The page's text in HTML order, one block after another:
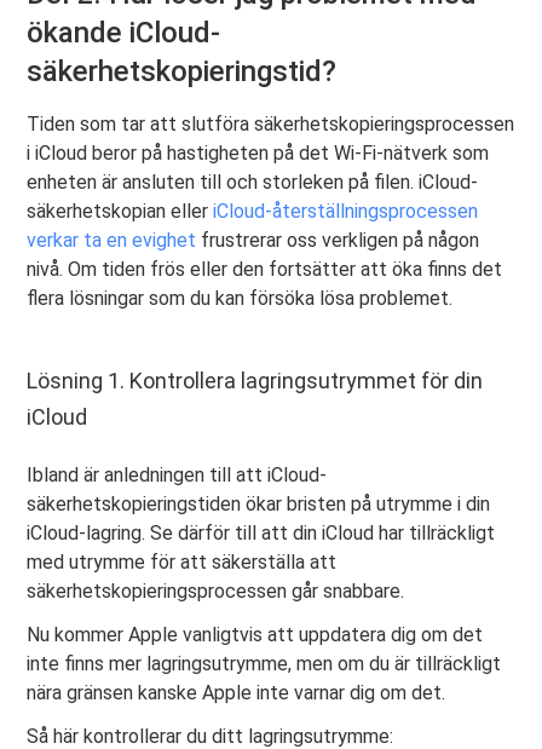
ökande iCloud-
säkerhetskopieringstid?
Tiden som tar att slutföra säkerhetskopieringsprocessen
i iCloud beror på hastigheten på det Wi-Fi-nätverk som
enheten är ansluten till och storleken på filen. iCloud-
säkerhetskopian elleriCloud-återställningsprocessen
verkar ta en evighet frustrerar oss verkligen på någon
nivå. Om tiden frös eller den fortsätter att öka finns det
flera lösningar som du kan försöka lösa problemet.
Lösning 1. Kontrollera lagringsutrymmet för din
iCloud
Ibland är anledningen till att iCloud-
säkerhetskopieringstiden ökar bristen på utrymme i din
iCloud-lagring. Se därför till att din iCloud har tillräckligt
med utrymme för att säkerställa att
säkerhetskopieringsprocessen går snabbare.
Nu kommer Apple vanligtvis att uppdatera dig om det
inte finns mer lagringsutrymme, men om du är tillräckligt
nära gränsen kanske Apple inte varnar dig om det.
Så här kontrollerar du ditt lagringsutrymme: